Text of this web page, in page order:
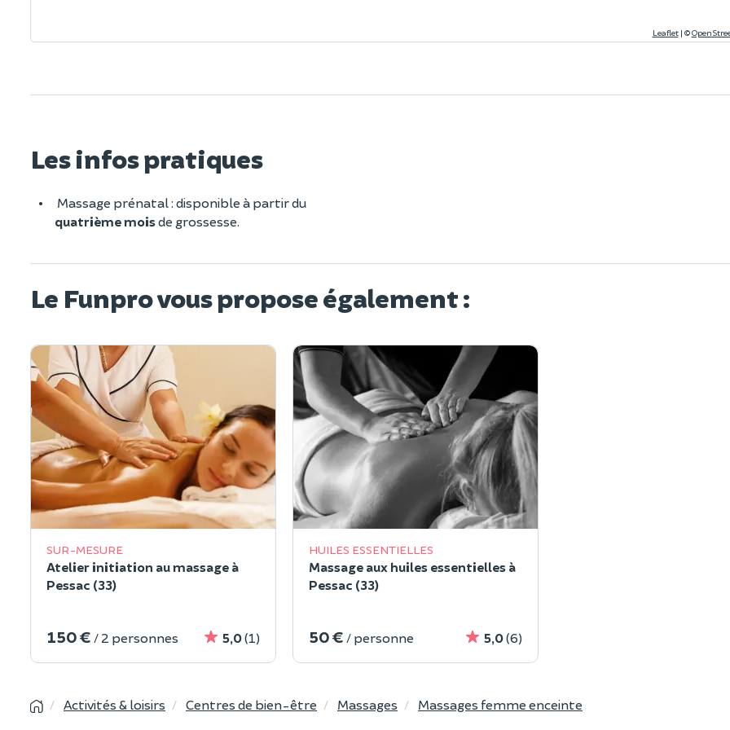
Leaflet | ©
Les infos pratiques
Massage prénatal : disponible à partir du
quatrième moisde grossesse.
Le Funpro vous propose également :
SUR-MESURE
Atelier initiation au massage à
Pessac (33)
150 € / 2 personnes 5,0(1)
HUILES ESSENTIELLES
Massage aux huiles essentielles à
Pessac (33)
50 € / personne 5,0(6)
Activités & loisirs Centres de bien-être Massages Massages femme enceinte